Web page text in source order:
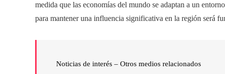
medida que las economías del mundo se adaptan a un
para mantener una influencia significativa en la región será
Noticias de interés – Otros medios relacionados